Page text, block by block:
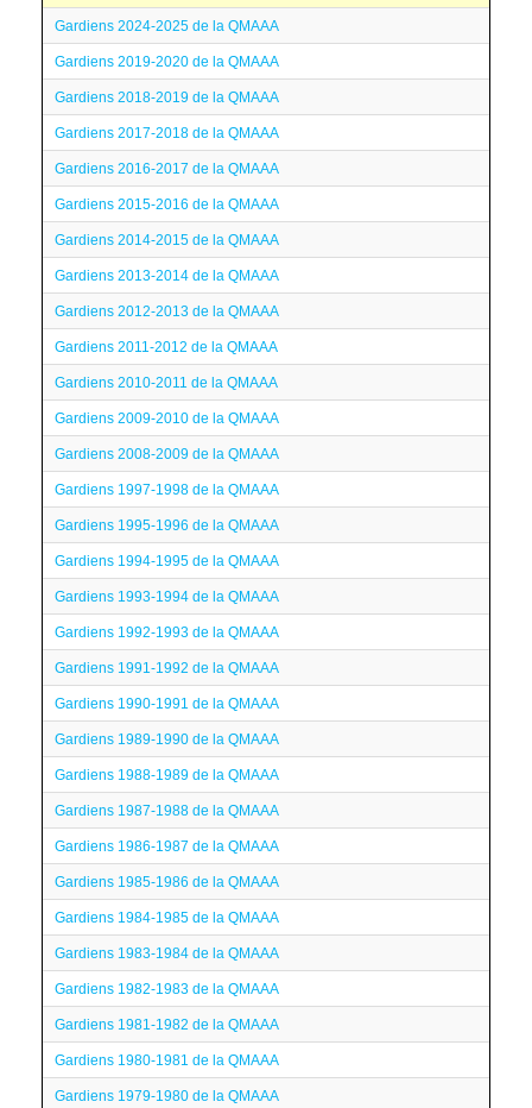
Gardiens 2024-2025 de la QMAAA
Gardiens 2019-2020 de la QMAAA
Gardiens 2018-2019 de la QMAAA
Gardiens 2017-2018 de la QMAAA
Gardiens 2016-2017 de la QMAAA
Gardiens 2015-2016 de la QMAAA
Gardiens 2014-2015 de la QMAAA
Gardiens 2013-2014 de la QMAAA
Gardiens 2012-2013 de la QMAAA
Gardiens 2011-2012 de la QMAAA
Gardiens 2010-2011 de la QMAAA
Gardiens 2009-2010 de la QMAAA
Gardiens 2008-2009 de la QMAAA
Gardiens 1997-1998 de la QMAAA
Gardiens 1995-1996 de la QMAAA
Gardiens 1994-1995 de la QMAAA
Gardiens 1993-1994 de la QMAAA
Gardiens 1992-1993 de la QMAAA
Gardiens 1991-1992 de la QMAAA
Gardiens 1990-1991 de la QMAAA
Gardiens 1989-1990 de la QMAAA
Gardiens 1988-1989 de la QMAAA
Gardiens 1987-1988 de la QMAAA
Gardiens 1986-1987 de la QMAAA
Gardiens 1985-1986 de la QMAAA
Gardiens 1984-1985 de la QMAAA
Gardiens 1983-1984 de la QMAAA
Gardiens 1982-1983 de la QMAAA
Gardiens 1981-1982 de la QMAAA
Gardiens 1980-1981 de la QMAAA
Gardiens 1979-1980 de la QMAAA